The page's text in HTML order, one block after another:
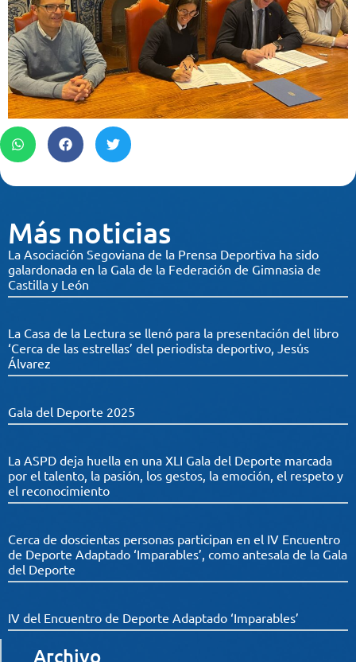
Más noticias
La Asociación Segoviana de la Prensa Deportiva ha sido
galardonada en la Gala de la Federación de Gimnasia de
Castilla y León
La Casa de la Lectura se llenó para la presentación del libro
‘Cerca de las estrellas’ del periodista deportivo, Jesús
Álvarez
Gala del Deporte 2025
La ASPD deja huella en una XLI Gala del Deporte marcada
por el talento, la pasión, los gestos, la emoción, el respeto y
el reconocimiento
Cerca de doscientas personas participan en el IV Encuentro
de Deporte Adaptado ‘Imparables’, como antesala de la Gala
del Deporte
IV del Encuentro de Deporte Adaptado ‘Imparables’
Archivo